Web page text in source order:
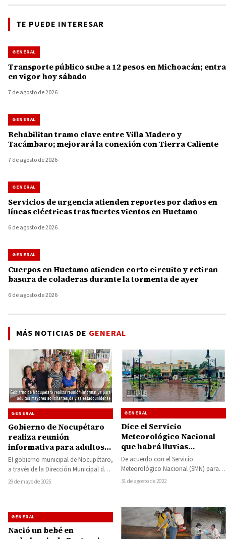
TE PUEDE INTERESAR
GENERAL
Transporte público sube a 12 pesos en Michoacán; entra
en vigor hoy sábado
7 de agosto de 2026
GENERAL
Rehabilitan tramo clave entre Villa Madero y
Tacámbaro; mejorará la conexión con Tierra Caliente
7 de agosto de 2026
GENERAL
Servicios de urgencia atienden reportes por daños en
líneas eléctricas tras fuertes vientos en Huetamo
6 de agosto de 2026
GENERAL
Cuerpos en Huetamo atienden corto circuito y retiran
basura de coladeras durante la tormenta de ayer
6 de agosto de 2026
MÁS NOTICIAS DE GENERAL
GENERAL
Gobierno de Nocupétaro
realiza reunión
informativa para adultos
mayores solicitantes de
visa estadounidense
El gobierno municipal de Nocupétaro,
a través de la Dirección Municipal de
Atención al Migrante, llevó a cabo…
29 de mayo de 2025
GENERAL
Dice el Servicio
Meteorológico Nacional
que habrá lluvias
constantes este miércoles
y jueves en Huetamo y la
Tierra Caliente
De acuerdo con el Servicio
Meteorológico Nacional (SMN) para la
ciudad de Huetamo y la región de
31 de agosto de 2022
GENERAL
Nació un bebé en